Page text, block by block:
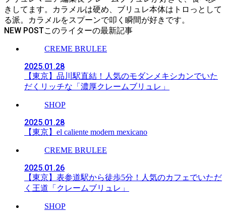
きしてます。カラメルは硬め、ブリュレ本体はトロっとして
る派。カラメルをスプーンで叩く瞬間が好きです。
NEW POST
CREME BRULEE
2025.01.28
【東京】品川駅直結！人気のモダンメキシカンでいた
だくリッチな「濃厚クレームブリュレ」
SHOP
2025.01.28
【東京】el caliente modern mexicano
CREME BRULEE
2025.01.26
【東京】表参道駅から徒歩5分！人気のカフェでいただ
く王道「クレームブリュレ」
SHOP